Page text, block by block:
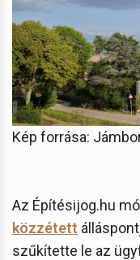
Kép forrása:
Az Építésijog.hu
közzétett
szűkítette le az